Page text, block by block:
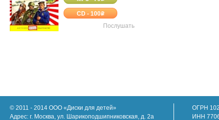
CD - 100o
Послушать
© 2011 - 2014 ООО «Диски для детей»
Адрес: г. Москва, ул. Шарикоподшипниковская, д. 2а
ОГРН
ИНН